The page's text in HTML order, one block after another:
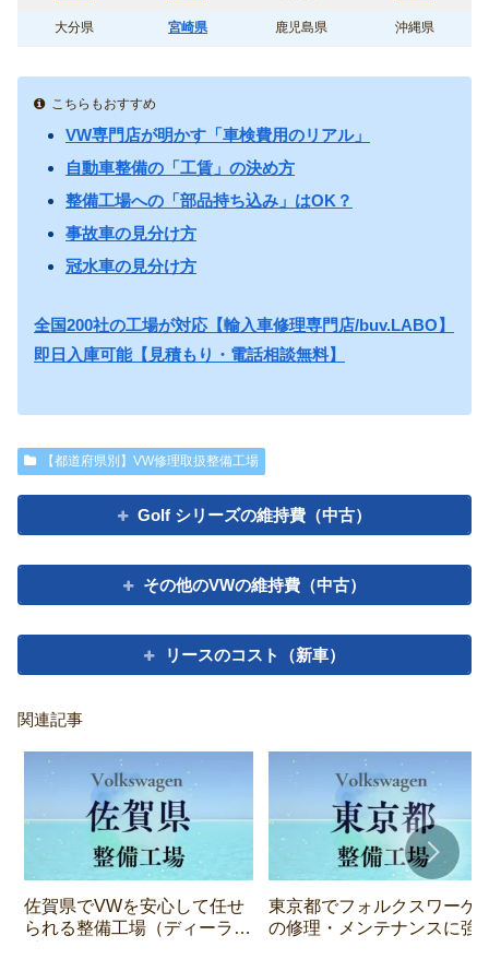
大分県 宮崎県 鹿児島県 沖縄県
こちらもおすすめ
VW専門店が明かす「車検費用のリアル」
自動車整備の「工賃」の決め方
整備工場への「部品持ち込み」はOK？
事故車の見分け方
冠水車の見分け方
全国200社の工場が対応【輸入車修理専門店/buv.LABO】
即日入庫可能【見積もり・電話相談無料】
【都道府県別】VW修理取扱整備工場
Golf シリーズの維持費（中古）
その他のVWの維持費（中古）
リースのコスト（新車）
関連記事
佐賀県でVWを安心して任せ
られる整備工場（ディーラー
東京都でフォルクスワーゲ
の修理・メンテナンスに強